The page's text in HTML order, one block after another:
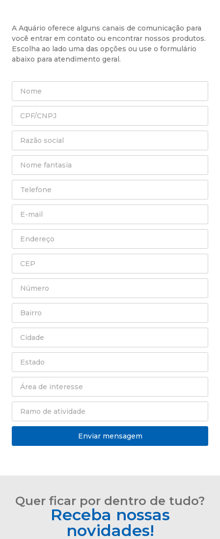
A Aquário oferece alguns canais de comunicação para
você entrar em contato ou encontrar nossos produtos.
Escolha ao lado uma das opções ou use o formulário
abaixo para atendimento geral.
Enviar mensagem
Quer ficar por dentro de tudo?
Receba nossas
novidades!